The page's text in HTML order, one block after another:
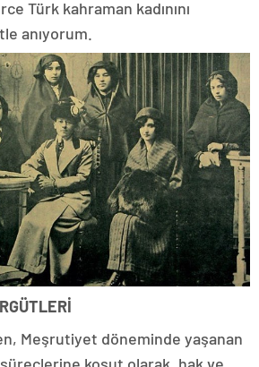
Türk kahraman kadınını
anıyorum.
Meşrutiyet döneminde yaşanan
koşut olarak, hak ve